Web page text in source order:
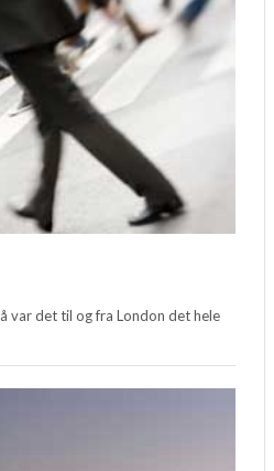
var det til og fra London det hele